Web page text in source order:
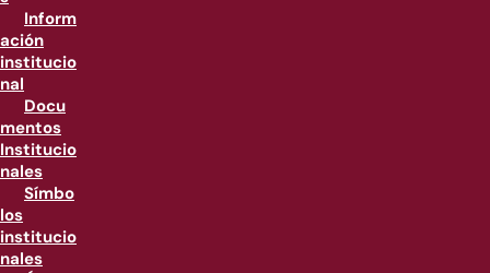
Inform
ación
institucio
nal
Docu
mentos
Institucio
nales
Símbo
los
institucio
nales